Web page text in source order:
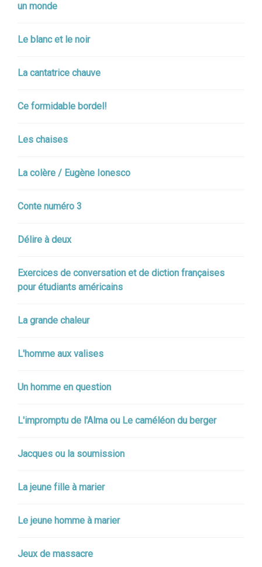
un monde
Le blanc et le noir
La cantatrice chauve
Ce formidable bordel!
Les chaises
La colère / Eugène Ionesco
Conte numéro 3
Délire à deux
Exercices de conversation et de diction françaises
pour étudiants américains
La grande chaleur
L'homme aux valises
Un homme en question
L'impromptu de l'Alma ou Le caméléon du berger
Jacques ou la soumission
La jeune fille à marier
Le jeune homme à marier
Jeux de massacre